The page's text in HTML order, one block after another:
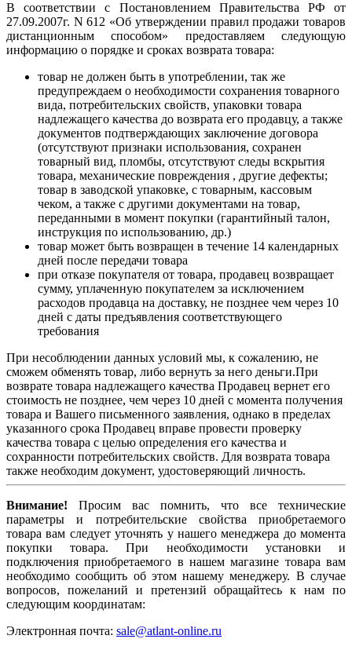
В соответствии с Постановлением Правительства РФ от
27.09.2007г. N 612 «Об утверждении правил продажи товаров
дистанционным способом» предоставляем следующую
информацию о порядке и сроках возврата товара:
товар не должен быть в употреблении, так же
предупреждаем о необходимости сохранения товарного
вида, потребительских свойств, упаковки товара
надлежащего качества до возврата его продавцу, а также
документов подтверждающих заключение договора
(отсутствуют признаки использования, сохранен
товарный вид, пломбы, отсутствуют следы вскрытия
товара, механические повреждения , другие дефекты;
товар в заводской упаковке, с товарным, кассовым
чеком, а также с другими документами на товар,
переданными в момент покупки (гарантийный талон,
инструкция по использованию, др.)
товар может быть возвращен в течение 14 календарных
дней после передачи товара
при отказе покупателя от товара, продавец возвращает
сумму, уплаченную покупателем за исключением
расходов продавца на доставку, не позднее чем через 10
дней с даты предъявления соответствующего
требования
При несоблюдении данных условий мы, к сожалению, не
сможем обменять товар, либо вернуть за него деньги.При
возврате товара надлежащего качества Продавец вернет его
стоимость не позднее, чем через 10 дней с момента получения
товара и Вашего письменного заявления, однако в пределах
указанного срока Продавец вправе провести проверку
качества товара с целью определения его качества и
сохранности потребительских свойств. Для возврата товара
также необходим документ, удостоверяющий личность.
Внимание! Просим вас помнить, что все технические
параметры и потребительские свойства приобретаемого
товара вам следует уточнять у нашего менеджера до момента
покупки товара. При необходимости установки и
подключения приобретаемого в нашем магазине товара вам
необходимо сообщить об этом нашему менеджеру. В случае
вопросов, пожеланий и претензий обращайтесь к нам по
следующим координатам:
Электронная почта: sale@atlant-online.ru